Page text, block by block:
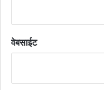
वेबसाईट